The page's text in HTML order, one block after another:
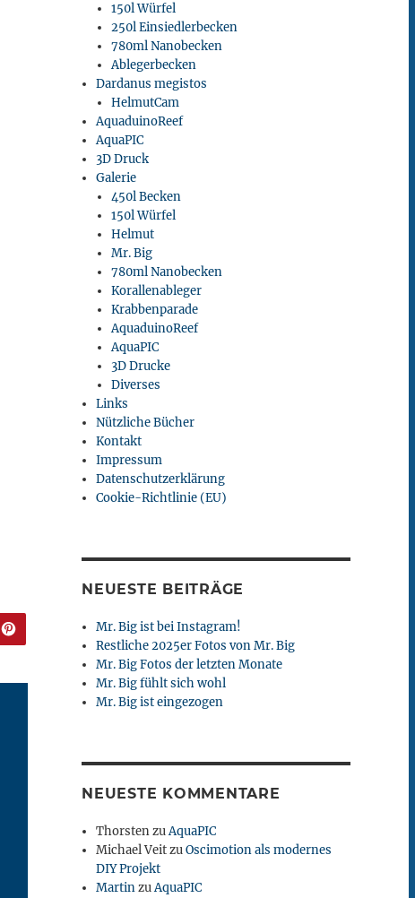
150l Würfel
250l Einsiedlerbecken
780ml Nanobecken
Ablegerbecken
Dardanus megistos
HelmutCam
AquaduinoReef
AquaPIC
3D Druck
Galerie
450l Becken
150l Würfel
Helmut
Mr. Big
780ml Nanobecken
Korallenableger
Krabbenparade
AquaduinoReef
AquaPIC
3D Drucke
Diverses
Links
Nützliche Bücher
Kontakt
Impressum
Datenschutzerklärung
Cookie-Richtlinie (EU)
NEUESTE BEITRÄGE
Mr. Big ist bei Instagram!
Restliche 2025er Fotos von Mr. Big
Mr. Big Fotos der letzten Monate
Mr. Big fühlt sich wohl
Mr. Big ist eingezogen
NEUESTE KOMMENTARE
ThorstenzuAquaPIC
Michael VeitzuOscimotion als modernes
DIY Projekt
MartinzuAquaPIC